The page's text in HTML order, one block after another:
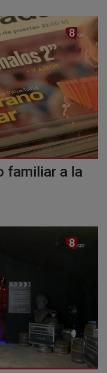
familiar a la